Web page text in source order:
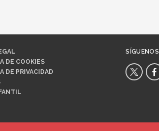
DE COOKIES
DE PRIVACIDAD
SÍGUENOS